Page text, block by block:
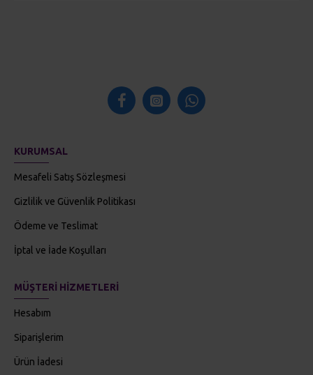
Ödeme ve Teslimat
İptal ve İade Koşulları
MÜŞTERI HIZMETLERI
Siparişlerim
Ürün İadesi
Hediye Çeki